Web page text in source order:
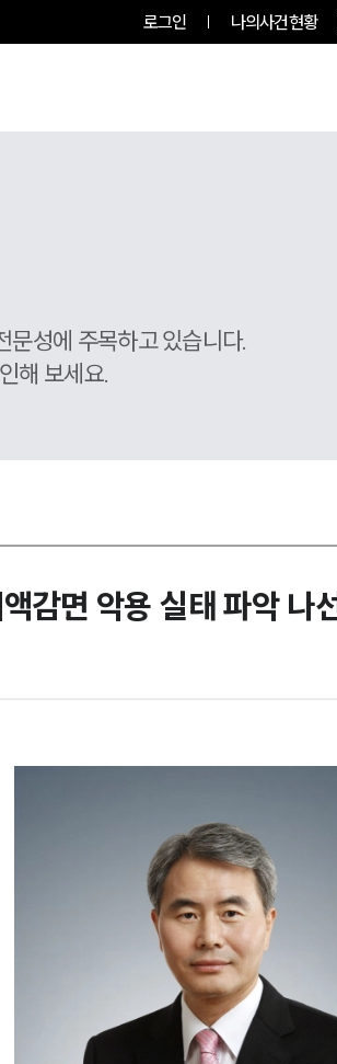
로그인 나의사건현황
성에 주목하고 있습니다.
해 보세요.
감면 악용 실태 파악 나